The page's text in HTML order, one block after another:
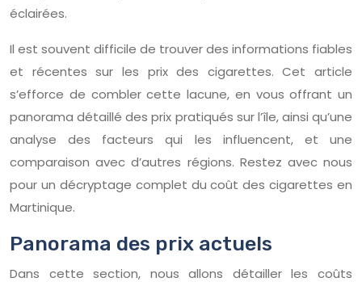
éclairées.
Il est souvent difficile de trouver des informations fiables
et récentes sur les prix des cigarettes. Cet article
s’efforce de combler cette lacune, en vous offrant un
panorama détaillé des prix pratiqués sur l’île, ainsi qu’une
analyse des facteurs qui les influencent, et une
comparaison avec d’autres régions. Restez avec nous
pour un décryptage complet du coût des cigarettes en
Martinique.
Panorama des prix actuels
Dans cette section, nous allons détailler les coûts